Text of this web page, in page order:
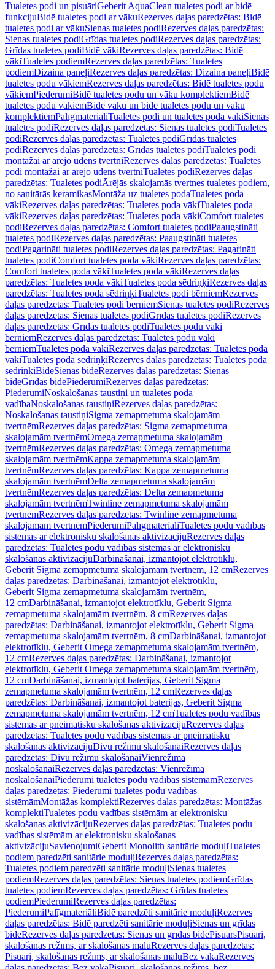
Tualetes podi un pisuāriGeberit AquaClean tualetes podi ar bidē
funkcijuBidē tualetes podi ar vākuRezerves daļas paredzētas: Bidē
tualetes podi ar vākuSienas tualetes podiRezerves daļas paredzētas:
Sienas tualetes podiGrīdas tualetes podiRezerves daļas paredzētas:
Grīdas tualetes podiBidē vākiRezerves daļas paredzētas: Bidē
vākiTualetes podiemRezerves daļas paredzētas: Tualetes
podiemDizaina paneļiRezerves daļas paredzētas: Dizaina paneļiBidē
tualetes podu vākiemRezerves daļas paredzētas: Bidē tualetes podu
vākiemPiederumiBidē tualetes podu un vāku komplektiemBidē
tualetes podu vākiemBidē vāku un bidē tualetes podu un vāku
komplektiemPalīgmateriāliTualetes podi un tualetes poda vākiSienas
tualetes podiRezerves daļas paredzētas: Sienas tualetes podiTualetes
podiRezerves daļas paredzētas: Tualetes podiGrīdas tualetes
podiRezerves daļas paredzētas: Grīdas tualetes podiTualetes podi
montāžai ar ārējo ūdens tvertniRezerves daļas paredzētas: Tualetes
podi montāžai ar ārējo ūdens tvertniTualetes podiRezerves daļas
paredzētas: Tualetes podiĀrējās skalojamās tvertnes tualetes podiem,
no sanitārās keramikasMontāža uz tualetes podaTualetes poda
vākiRezerves daļas paredzētas: Tualetes poda vākiTualetes poda
vākiRezerves daļas paredzētas: Tualetes poda vākiComfort tualetes
podiRezerves daļas paredzētas: Comfort tualetes podiPaaugstināti
tualetes podiRezerves daļas paredzētas: Paaugstināti tualetes
podiPagarināti tualetes podiRezerves daļas paredzētas: Pagarināti
tualetes podiComfort tualetes poda vākiRezerves daļas paredzētas:
Comfort tualetes poda vākiTualetes poda vākiRezerves daļas
paredzētas: Tualetes poda vākiTualetes poda sēdriņķiRezerves daļas
paredzētas: Tualetes poda sēdriņķiTualetes podi bērniemRezerves
daļas paredzētas: Tualetes podi bērniemSienas tualetes podiRezerves
daļas paredzētas: Sienas tualetes podiGrīdas tualetes podiRezerves
daļas paredzētas: Grīdas tualetes podiTualetes podu vāki
bērniemRezerves daļas paredzētas: Tualetes podu vāki
bērniemTualetes poda vākiRezerves daļas paredzētas: Tualetes poda
vākiTualetes poda sēdriņķiRezerves daļas paredzētas: Tualetes poda
sēdriņķiBidēSienas bidēRezerves daļas paredzētas: Sienas
bidēGrīdas bidēPiederumiRezerves daļas paredzētas:
PiederumiNoskalošanas taustiņi un tualetes poda
vadībaNoskalošanas taustiņiRezerves daļas paredzētas:
Noskalošanas taustiņiSigma zemapmetuma skalojamām
tvertnēmRezerves daļas paredzētas: Sigma zemapmetuma
skalojamām tvertnēmOmega zemapmetuma skalojamām
tvertnēmRezerves daļas paredzētas: Omega zemapmetuma
skalojamām tvertnēmKappa zemapmetuma skalojamām
tvertnēmRezerves daļas paredzētas: Kappa zemapmetuma
skalojamām tvertnēmDelta zemapmetuma skalojamām
tvertnēmRezerves daļas paredzētas: Delta zemapmetuma
skalojamām tvertnēmTwinline zemapmetuma skalojamām
tvertnēmRezerves daļas paredzētas: Twinline zemapmetuma
skalojamām tvertnēmPiederumiPalīgmateriāliTualetes podu vadības
sistēmas ar elektronisku skalošanas aktivizācijuRezerves daļas
paredzētas: Tualetes podu vadības sistēmas ar elektronisku
skalošanas aktivizācijuDarbināšanai, izmantojot elektrotīklu,
Geberit Sigma zemapmetuma skalojamām tvertnēm, 12 cmRezerves
daļas paredzētas: Darbināšanai, izmantojot elektrotīklu,
Geberit Sigma zemapmetuma skalojamām tvertnēm,
12 cmDarbināšanai, izmantojot elektrotīklu, Geberit Sigma
zemapmetuma skalojamām tvertnēm, 8 cmRezerves daļas
paredzētas: Darbināšanai, izmantojot elektrotīklu, Geberit Sigma
zemapmetuma skalojamām tvertnēm, 8 cmDarbināšanai, izmantojot
elektrotīklu, Geberit Omega zemapmetuma skalojamām tvertnēm,
12 cmRezerves daļas paredzētas: Darbināšanai, izmantojot
elektrotīklu, Geberit Omega zemapmetuma skalojamām tvertnēm,
12 cmDarbināšanai, izmantojot baterijas, Geberit Sigma
zemapmetuma skalojamām tvertnēm, 12 cmRezerves daļas
paredzētas: Darbināšanai, izmantojot baterijas, Geberit Sigma
zemapmetuma skalojamām tvertnēm, 12 cmTualetes podu vadības
sistēmas ar pneimatisku skalošanas aktivizācijuRezerves daļas
paredzētas: Tualetes podu vadības sistēmas ar pneimatisku
skalošanas aktivizācijuDivu režīmu skalošanaiRezerves daļas
paredzētas: Divu režīmu skalošanaiVienrežīma
noskalošanaiRezerves daļas paredzētas: Vienrežīma
noskalošanaiPiederumi tualetes podu vadības sistēmāmRezerves
daļas paredzētas: Piederumi tualetes podu vadības
sistēmāmMontāžas komplektiRezerves daļas paredzētas: Montāžas
komplektiTualetes podu vadības sistēmām ar elektronisku
skalošanas aktivizācijuRezerves daļas paredzētas: Tualetes podu
vadības sistēmām ar elektronisku skalošanas
aktivizācijuSavienojumiGeberit Monolith sanitārie moduļiTualetes
podiem paredzēti sanitārie moduļiRezerves daļas paredzētas:
Tualetes podiem paredzēti sanitārie moduļiSienas tualetes
podiemRezerves daļas paredzētas: Sienas tualetes podiemGrīdas
tualetes podiemRezerves daļas paredzētas: Grīdas tualetes
podiemPiederumiRezerves daļas paredzētas:
PiederumiPalīgmateriāliBidē paredzēti sanitārie moduļiRezerves
daļas paredzētas: Bidē paredzēti sanitārie moduļiSienas un grīdas
bidēRezerves daļas paredzētas: Sienas un grīdas bidēPisuārsPisuāri,
skalošanas režīms, ar skalošanas maluRezerves daļas paredzētas:
Pisuāri, skalošanas režīms, ar skalošanas maluBez vākaRezerves